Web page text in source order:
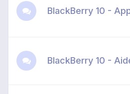
BlackBerry 10 -
BlackBerry 10 -